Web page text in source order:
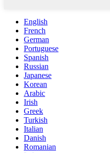
English
French
German
Portuguese
Spanish
Russian
Japanese
Korean
Arabic
Irish
Greek
Turkish
Italian
Danish
Romanian